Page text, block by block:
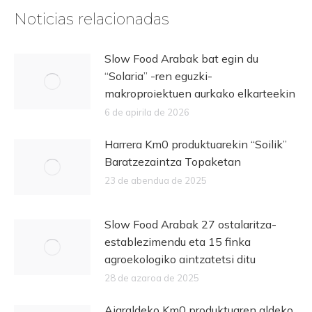
Noticias relacionadas
Slow Food Arabak bat egin du
“Solaria” -ren eguzki-
makroproiektuen aurkako elkarteekin
6 de apirila de 2026
Harrera Km0 produktuarekin “Soilik”
Baratzezaintza Topaketan
23 de abendua de 2025
Slow Food Arabak 27 ostalaritza-
establezimendu eta 15 finka
agroekologiko aintzatetsi ditu
28 de azaroa de 2025